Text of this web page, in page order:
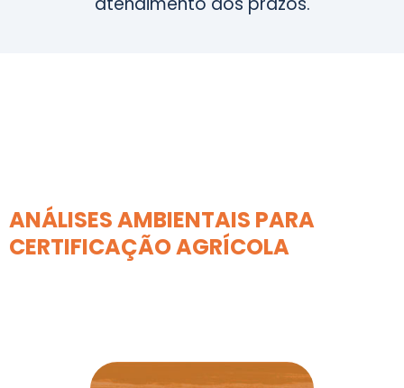
ANÁLISES AMBIENTAIS PARA
CERTIFICAÇÃO AGRÍCOLA